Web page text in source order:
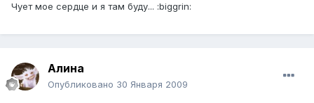
Чует мое сердце и я там буду... :biggrin:
Алина
Опубликовано 30 Января 2009